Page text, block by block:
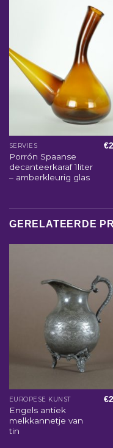
SERVIES
Porrón Spaanse
decanteerkaraf 1liter
– amberkleurig glas
€
GERELATEERDE
EUROPESE KUNST
Engels antiek
melkkannetje van
tin
€